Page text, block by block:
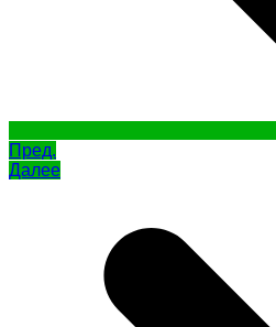
Пред.
Далее